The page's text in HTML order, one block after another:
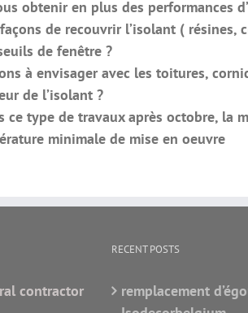
obtenir en plus des performances
de recouvrir l’isolant ( résines,
de fenêtre ?
à envisager avec les toitures,
de l’isolant ?
ce type de travaux après octobre, la
minimale de mise en oeuvre
contractor
RECENT POSTS
remplacement